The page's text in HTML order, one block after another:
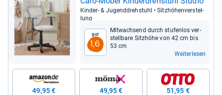
Kin­der-​ & Jugend­dreh­stuhl • Sitz­hö­hen­ver­stel­
lung
Gut
1,6
Mit­wach­send durch stu­fen­los ver­
stell­bare Sitz­höhe von 42 cm bis
53 cm
Weiterlesen
49,95 € 49,95 € 51,95 €